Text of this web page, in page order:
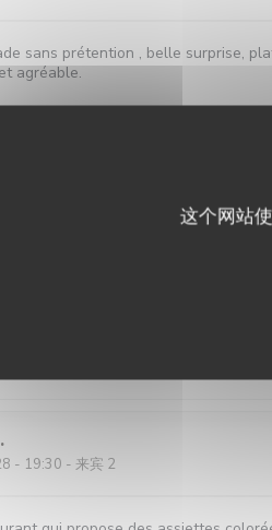
这个网站
sans prétention , belle surprise,
agréable.
expérience gastronomique. Tout les
au dessert on découvre un univers
- 19:30 - 来宾 2